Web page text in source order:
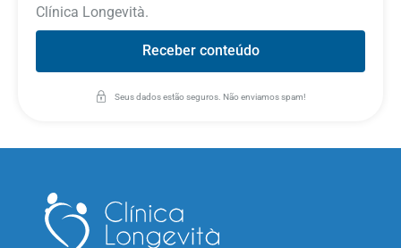
Clínica Longevità.
Receber conteúdo
Seus dados estão seguros. Não enviamos spam!